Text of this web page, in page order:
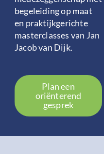
begeleiding op maat
en praktijkgerichte
masterclasses van Jan
Jacob van Dijk.
Plan een
oriënterend
gesprek